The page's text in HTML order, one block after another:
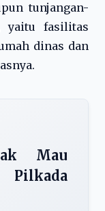
tunjangan-
yaitu fasilitas
dinas dan
Mau
Pilkada